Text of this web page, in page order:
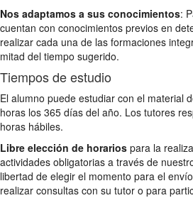
Nos adaptamos a sus conocimientos:
cuentan con conocimientos previos en
realizar cada una de las formaciones
mitad del tiempo sugerido.
Tiempos de estudio
El alumno puede estudiar con el material
horas los 365 días del año. Los tutores
horas hábiles.
Libre elección de horarios para la
actividades obligatorias a través de
libertad de elegir el momento para el
realizar consultas con su tutor o para